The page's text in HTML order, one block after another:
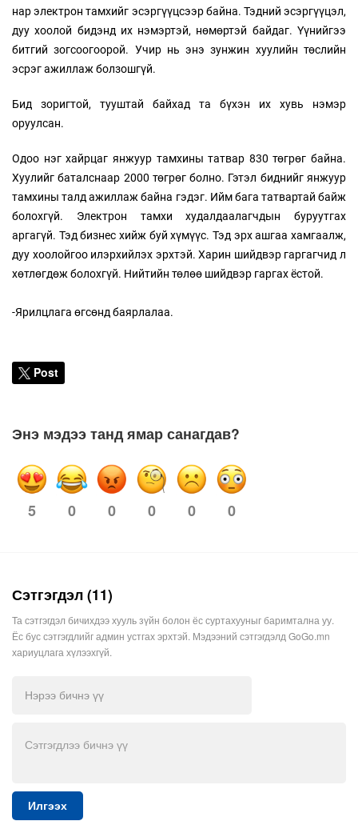
нар электрон тамхийг эсэргүүцсээр байна. Тэдний эсэргүүцэл,
дуу хоолой бидэнд их нэмэртэй, нөмөртэй байдаг. Үүнийгээ
битгий зогсоогоорой. Учир нь энэ зунжин хуулийн төслийн
эсрэг ажиллаж болзошгүй.
Бид зоригтой, тууштай байхад та бүхэн их хувь нэмэр
оруулсан.
Одоо нэг хайрцаг янжуур тамхины татвар 830 төгрөг байна.
Хуулийг баталснаар 2000 төгрөг болно. Гэтэл биднийг янжуур
тамхины талд ажиллаж байна гэдэг. Ийм бага татвартай байж
болохгүй. Электрон тамхи худалдаалагчдын буруутгах
аргагүй. Тэд бизнес хийж буй хүмүүс. Тэд эрх ашгаа хамгаалж,
дуу хоолойгоо илэрхийлэх эрхтэй. Харин шийдвэр гаргагчид л
хөтлөгдөж болохгүй. Нийтийн төлөө шийдвэр гаргах ёстой.
-Ярилцлага өгсөнд баярлалаа.
Post
Энэ мэдээ танд ямар санагдав?
5 0 0 0 0 0
Сэтгэгдэл (11)
Та сэтгэгдэл бичихдээ хууль зүйн болон ёс суртахууныг баримтална уу.
Ёс бус сэтгэгдлийг админ устгах эрхтэй. Мэдээний сэтгэгдэлд GoGo.mn
хариуцлага хүлээхгүй.
Илгээх